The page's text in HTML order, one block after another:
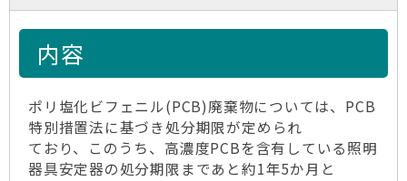
内容
ポリ塩化ビフェニル(PCB)廃棄物については、PCB
特別措置法に基づき処分期限が定められ
ており、このうち、高濃度PCBを含有している照明
器具安定器の処分期限まであと約1年5か月と